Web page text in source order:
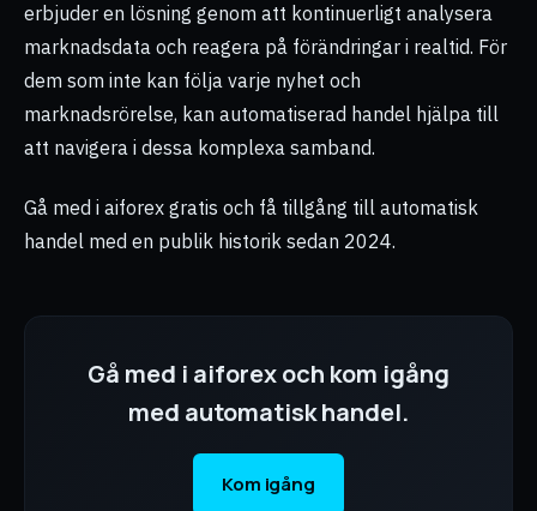
erbjuder en lösning genom att kontinuerligt analysera
marknadsdata och reagera på förändringar i realtid. För
dem som inte kan följa varje nyhet och
marknadsrörelse, kan automatiserad handel hjälpa till
att navigera i dessa komplexa samband.
Gå med i aiforex gratis och få tillgång till automatisk
handel med en publik historik sedan 2024.
Gå med i aiforex och kom igång
med automatisk handel.
Kom igång